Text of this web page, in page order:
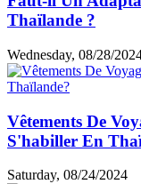
Thaïlande ?
Wednesday, 08/28/
Vêtements De
S'habiller En
Saturday, 08/24/2024